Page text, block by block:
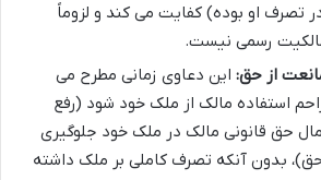
تصرف او بوده) کفایت می کند و لزوماً
رسمی نیست.
از حق: این دعاوی زمانی مطرح می
استفاده مالک از ملک خود شود (رفع
حق قانونی مالک در ملک خود جلوگیری
بدون آنکه تصرف کاملی بر ملک داشته